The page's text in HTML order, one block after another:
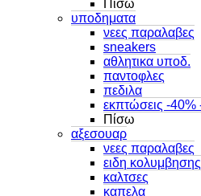
Πίσω
υποδηματα
νεες παραλαβες
sneakers
αθλητικα υποδ.
παντοφλες
πεδιλα
εκπτώσεις -40%
Πίσω
αξεσουαρ
νεες παραλαβες
ειδη κολυμβησης
καλτσες
καπελα